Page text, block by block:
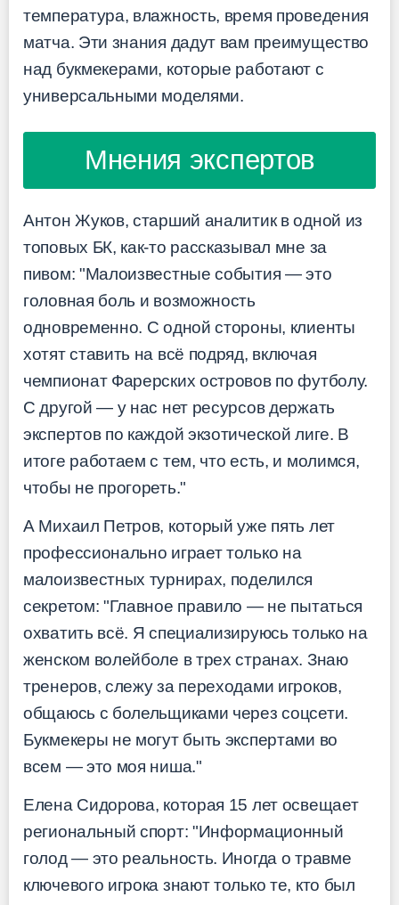
температура, влажность, время проведения
матча. Эти знания дадут вам преимущество
над букмекерами, которые работают с
универсальными моделями.
Мнения экспертов
Антон Жуков, старший аналитик в одной из
топовых БК, как-то рассказывал мне за
пивом: "Малоизвестные события — это
головная боль и возможность
одновременно. С одной стороны, клиенты
хотят ставить на всё подряд, включая
чемпионат Фарерских островов по футболу.
С другой — у нас нет ресурсов держать
экспертов по каждой экзотической лиге. В
итоге работаем с тем, что есть, и молимся,
чтобы не прогореть."
А Михаил Петров, который уже пять лет
профессионально играет только на
малоизвестных турнирах, поделился
секретом: "Главное правило — не пытаться
охватить всё. Я специализируюсь только на
женском волейболе в трех странах. Знаю
тренеров, слежу за переходами игроков,
общаюсь с болельщиками через соцсети.
Букмекеры не могут быть экспертами во
всем — это моя ниша."
Елена Сидорова, которая 15 лет освещает
региональный спорт: "Информационный
голод — это реальность. Иногда о травме
ключевого игрока знают только те, кто был